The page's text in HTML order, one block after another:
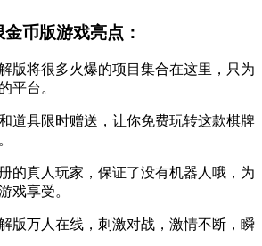
币版游戏亮点：
将很多火爆的项目集合在这里，只为
平台。
具限时赠送，让你免费玩转这款棋牌
真人玩家，保证了没有机器人哦，为
戏享受。
万人在线，刺激对战，激情不断，瞬